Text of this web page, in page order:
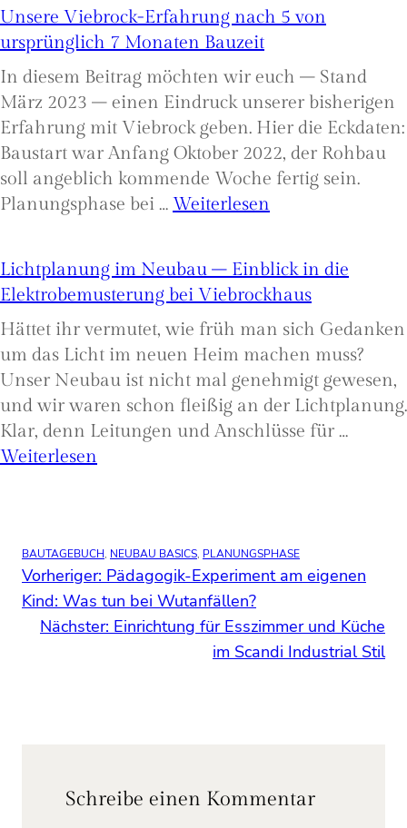
was
ist
das?
Unsere Viebrock-Erfahrung nach 5 von
ursprünglich 7 Monaten Bauzeit
In diesem Beitrag möchten wir euch – Stand
März 2023 – einen Eindruck unserer bisherigen
Erfahrung mit Viebrock geben. Hier die Eckdaten:
Baustart war Anfang Oktober 2022, der Rohbau
soll angeblich kommende Woche fertig sein.
Planungsphase bei … Weiterlesen
Erfahrung
nach
5
von
ursprünglich
7
Monaten
Lichtplanung im Neubau – Einblick in die
Elektrobemusterung bei Viebrockhaus
Hättet ihr vermutet, wie früh man sich Gedanken
um das Licht im neuen Heim machen muss?
Unser Neubau ist nicht mal genehmigt gewesen,
und wir waren schon fleißig an der Lichtplanung.
Klar, denn Leitungen und Anschlüsse für …
Weiterlesen
–
Einblick
in
die
Elektrobemusterung
BAUTAGEBUCH, NEUBAU BASICS, PLANUNGSPHASE
Vorheriger: Pädagogik-Experiment am eigenen
Kind: Was tun bei Wutanfällen?
Nächster: Einrichtung für Esszimmer und Küche
im Scandi Industrial Stil
Schreibe einen Kommentar